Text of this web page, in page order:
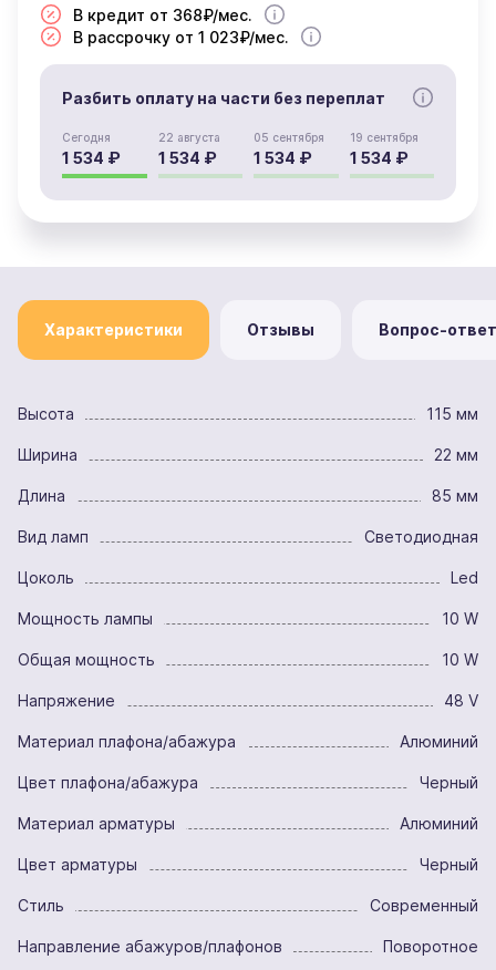
В кредит от 368₽/мес.
В рассрочку от 1 023₽/мес.
Разбить оплату на части без переплат
Сегодня
1 534 ₽
22 августа
1 534 ₽
05 сентября
1 534 ₽
19 сентября
1 534 ₽
Характеристики Отзывы Вопрос-ответ
Высота 115 мм
Ширина 22 мм
Длина 85 мм
Вид ламп Светодиодная
Цоколь Led
Мощность лампы 10 W
Общая мощность 10 W
Напряжение 48 V
Материал плафона/абажура Алюминий
Цвет плафона/абажура Черный
Материал арматуры Алюминий
Цвет арматуры Черный
Стиль Современный
Направление абажуров/плафонов Поворотное